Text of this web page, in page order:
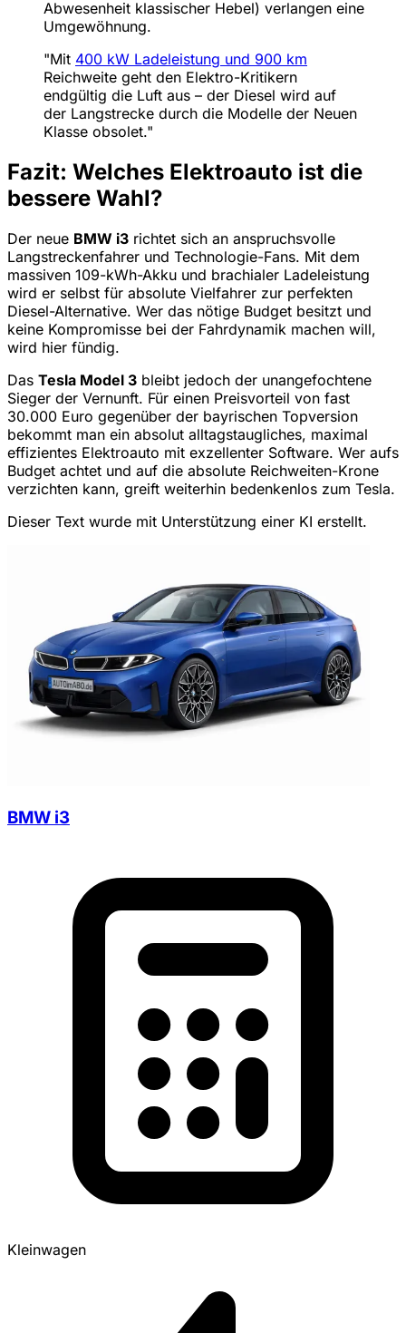
Abwesenheit klassischer Hebel) verlangen eine
Umgewöhnung.
"Mit 400 kW Ladeleistung und 900 km
Reichweite geht den Elektro-Kritikern
endgültig die Luft aus – der Diesel wird auf
der Langstrecke durch die Modelle der Neuen
Klasse obsolet."
Fazit: Welches Elektroauto ist die
bessere Wahl?
Der neue BMW i3 richtet sich an anspruchsvolle
Langstreckenfahrer und Technologie-Fans. Mit dem
massiven 109-kWh-Akku und brachialer Ladeleistung
wird er selbst für absolute Vielfahrer zur perfekten
Diesel-Alternative. Wer das nötige Budget besitzt und
keine Kompromisse bei der Fahrdynamik machen will,
wird hier fündig.
Das Tesla Model 3 bleibt jedoch der unangefochtene
Sieger der Vernunft. Für einen Preisvorteil von fast
30.000 Euro gegenüber der bayrischen Topversion
bekommt man ein absolut alltagstaugliches, maximal
effizientes Elektroauto mit exzellenter Software. Wer aufs
Budget achtet und auf die absolute Reichweiten-Krone
verzichten kann, greift weiterhin bedenkenlos zum Tesla.
Dieser Text wurde mit Unterstützung einer KI erstellt.
BMW i3
Kleinwagen